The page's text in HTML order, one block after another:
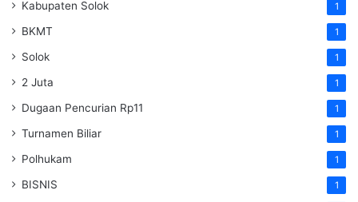
Kabupaten Solok 1
BKMT 1
Solok 1
2 Juta 1
Dugaan Pencurian Rp11 1
Turnamen Biliar 1
Polhukam 1
BISNIS 1